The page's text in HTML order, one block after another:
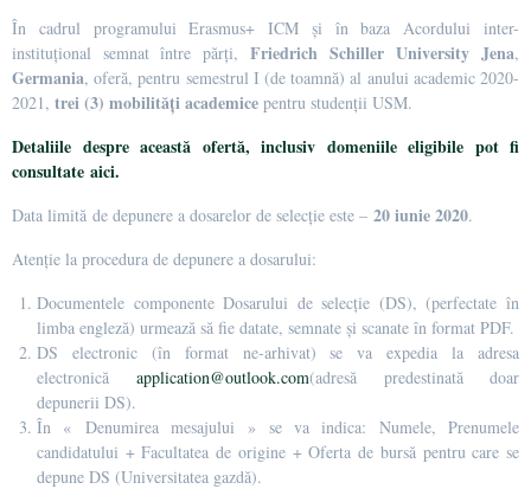
În cadrul programului Erasmus+ ICM și în baza Acordului inter-
instituțional semnat între părți, Friedrich Schiller University Jena,
Germania, oferă, pentru semestrul I (de toamnă) al anului academic 2020-
2021, trei (3) mobilități academice pentru studenții USM.
Detaliile despre această ofertă, inclusiv domeniile eligibile pot fi
consultate aici.
Data limită de depunere a dosarelor de selecție este – 20 iunie 2020.
Atenție la procedura de depunere a dosarului:
Documentele componente Dosarului de selecție (DS), (perfectate în
limba engleză) urmează să fie datate, semnate și scanate în format PDF.
DS electronic (în format ne-arhivat) se va expedia la adresa
electronicăapplication@outlook.com(adresă predestinată doar
depunerii DS).
În « Denumirea mesajului » se va indica: Numele, Prenumele
candidatului + Facultatea de origine + Oferta de bursă pentru care se
depune DS (Universitatea gazdă).